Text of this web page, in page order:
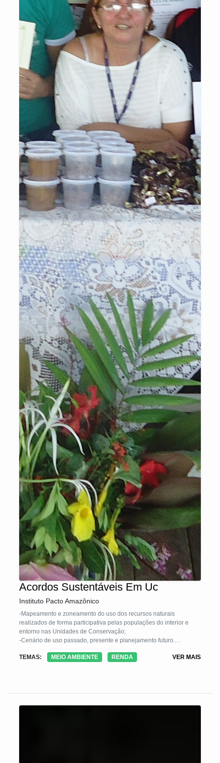
Acordos Sustentáveis Em Uc
Instituto Pacto Amazônico
-Mapeamento e zoneamento do uso dos recursos naturais
realizados de forma participativa pelas populações do interior e
entorno nas Unidades de Conservação;
-Cenário de uso passado, presente e planejamento futuro.
- Alternativas Participativas
TEMAS: MEIO AMBIENTE RENDA VER MAIS